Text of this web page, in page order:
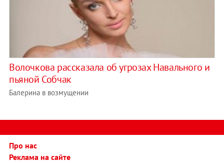
Волочкова рассказала об угрозах Навального и
пьяной Собчак
Балерина в возмущении
Про нас
Реклама на сайте